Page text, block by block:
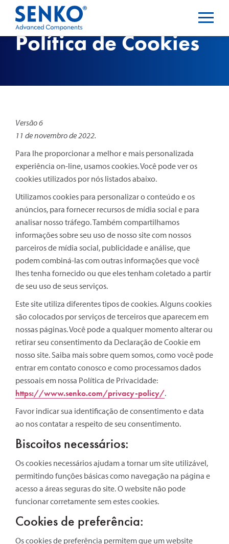
Política de Cookies
Versão 6
11 de novembro de 2022.
Para lhe proporcionar a melhor e mais personalizada
experiência on-line, usamos cookies. Você pode ver os
cookies utilizados por nós listados abaixo.
Utilizamos cookies para personalizar o conteúdo e os
anúncios, para fornecer recursos de mídia social e para
analisar nosso tráfego. Também compartilhamos
informações sobre seu uso de nosso site com nossos
parceiros de mídia social, publicidade e análise, que
podem combiná-las com outras informações que você
lhes tenha fornecido ou que eles tenham coletado a partir
de seu uso de seus serviços.
Este site utiliza diferentes tipos de cookies. Alguns cookies
são colocados por serviços de terceiros que aparecem em
nossas páginas. Você pode a qualquer momento alterar ou
retirar seu consentimento da Declaração de Cookie em
nosso site. Saiba mais sobre quem somos, como você pode
entrar em contato conosco e como processamos dados
pessoais em nossa Política de Privacidade:
https://www.senko.com/privacy-policy/.
Favor indicar sua identificação de consentimento e data
ao nos contatar a respeito de seu consentimento.
Biscoitos necessários:
Os cookies necessários ajudam a tornar um site utilizável,
permitindo funções básicas como navegação na página e
acesso a áreas seguras do site. O website não pode
funcionar corretamente sem estes cookies.
Cookies de preferência:
Os cookies de preferência permitem que um website